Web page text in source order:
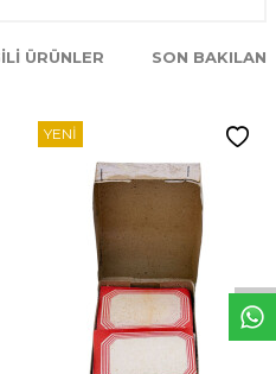
ÜRÜNLER SON
YENI